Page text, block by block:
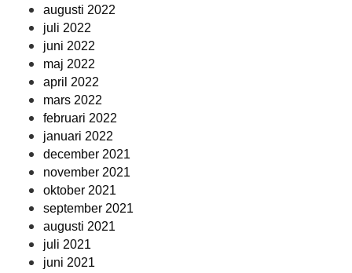
augusti 2022
juli 2022
juni 2022
maj 2022
april 2022
mars 2022
februari 2022
januari 2022
december 2021
november 2021
oktober 2021
september 2021
augusti 2021
juli 2021
juni 2021